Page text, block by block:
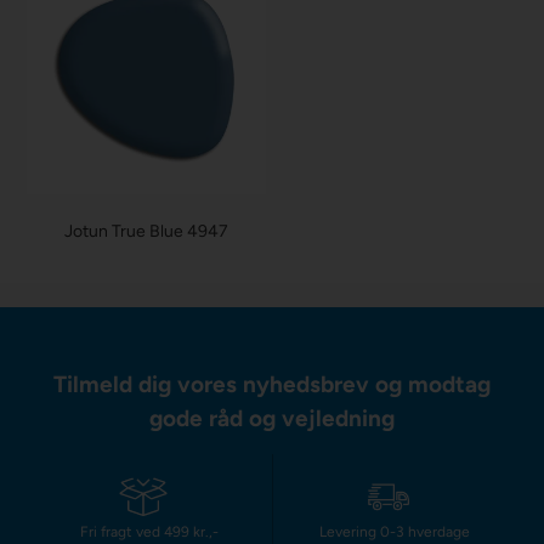
Jotun True Blue 4947
Tilmeld dig vores nyhedsbrev og modtag
gode råd og vejledning
Fri fragt ved 499 kr.,- Levering 0-3 hverdage